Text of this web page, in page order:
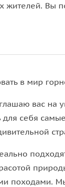
жителей. Вы
в мир
вас на
для себя
походами.